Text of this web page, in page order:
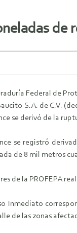
de
Federal de
S.A. de C.V.
se derivó de la
se registró
de 8 mil metros
de la PROFEPA
Inmediato
de las zonas